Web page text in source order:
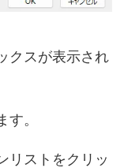
クスが表示され
。
リストをクリッ